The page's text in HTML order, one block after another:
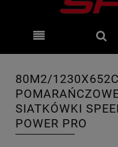
80M2/
SIATKÓWKI
POWER PRO